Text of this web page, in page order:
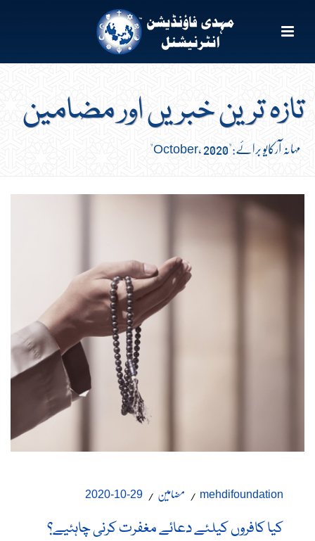
تازہ ترین خبریں اور مضامین
مہانہ آرکایو برائے:"October, 2020"
mehdifoundation مضامین 29-10-2020
کیا کافروں کیلئے دعائے مغفرت کرنی چاہئیے؟